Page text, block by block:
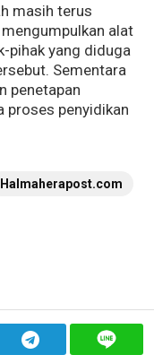
masih terus
alat
pihak yang diduga
Sementara
penetapan
proses penyidikan
Halmaherapost.com